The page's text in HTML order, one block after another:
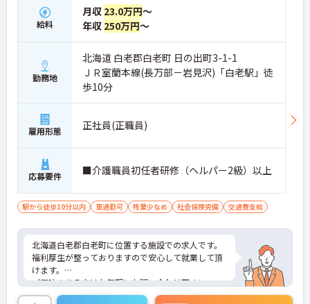
給料
月収 23.0万円～
年収 250万円～
勤務地
北海道 白老郡白老町 日の出町3-1-1
ＪＲ室蘭本線(長万部－岩見沢)「白老駅」徒
歩10分
雇用形態 正社員(正職員)
応募要件 ■介護職員初任者研修（ヘルパー2級）以上
駅から徒歩10分以内 車通勤可 残業少なめ 社会保険完備 交通費支給
北海道白老郡白老町に位置する施設での求人です。
福利厚生が整っておりますので安心して就業して頂
けます。
ご興味のある方はお気軽にお問い合わせ下さい。